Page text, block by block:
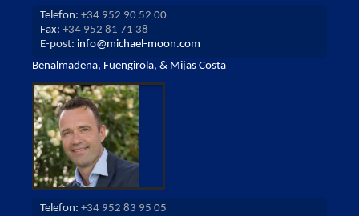
Telefon: +34 952 90 52 00
Fax: +34 952 81 71 38
E-post: info@michael-moon.com
Benalmadena, Fuengirola, & Mijas Costa
Telefon: +34 952 83 95 05